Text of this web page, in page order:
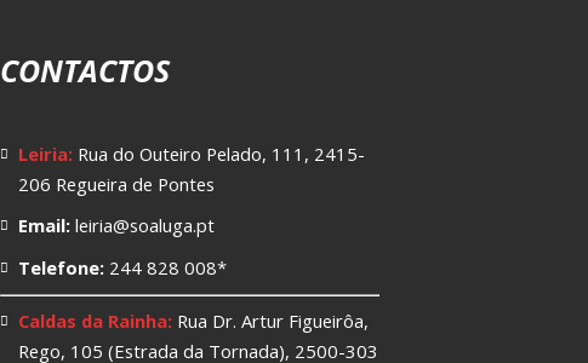
CONTACTOS
Leiria: Rua do Outeiro Pelado, 111, 2415-
206 Regueira de Pontes
Email: leiria@soaluga.pt
Telefone: 244 828 008*
Caldas da Rainha: Rua Dr. Artur Figueirôa,
Rego, 105 (Estrada da Tornada), 2500-303